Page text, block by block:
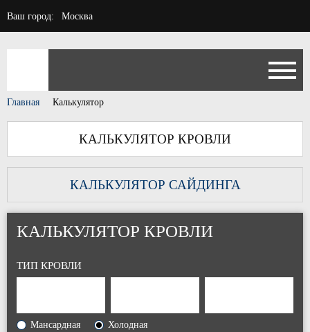
Ваш город: Москва
Главная Калькулятор
КАЛЬКУЛЯТОР КРОВЛИ
КАЛЬКУЛЯТОР САЙДИНГА
КАЛЬКУЛЯТОР КРОВЛИ
ТИП КРОВЛИ
Мансардная Холодная